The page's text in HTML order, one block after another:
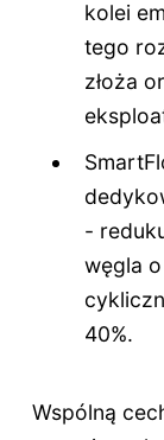
kolei
tego
złoża
-
węgla
40%.
Wspólną